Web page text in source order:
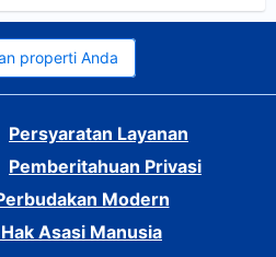
properti Anda
Persyaratan Layanan
Pemberitahuan Privasi
Modern
Asasi Manusia